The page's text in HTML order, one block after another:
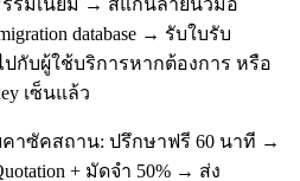
รรมเนียม → สแกนลายนิ้วมือ
database → รับใบรับ
ไปกับผู้ใช้บริการหากต้องการ หรือ
เซ็นแล้ว
คาซัคสถาน: ปรึกษาฟรี 60 นาที →
+ มัดจำ 50% → ส่ง